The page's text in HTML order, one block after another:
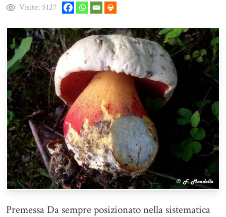
Visite: 5127
Premessa Da sempre posizionato nella sistematica